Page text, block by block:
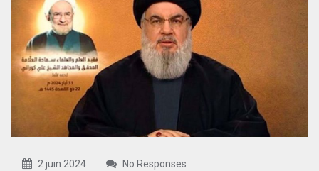
2 juin 2024 No Responses